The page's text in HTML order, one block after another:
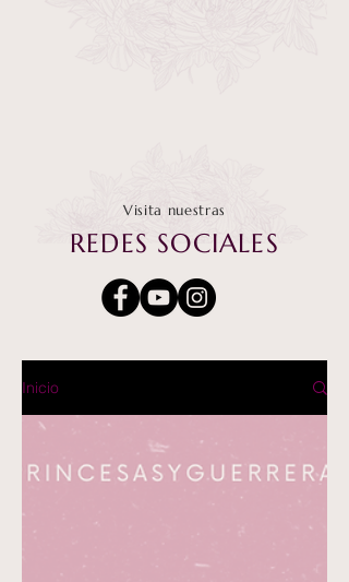
Visita nuestras
REDES SOCIALES
Inicio